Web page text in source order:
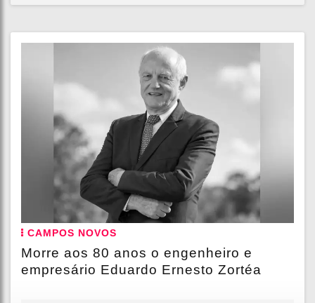
CAMPOS NOVOS
Morre aos 80 anos o engenheiro e
empresário Eduardo Ernesto Zortéa